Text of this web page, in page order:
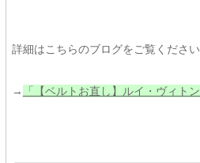
詳細はこちらのブログをご覧ください
→ 「【ベルトお直し】ルイ・ヴィト